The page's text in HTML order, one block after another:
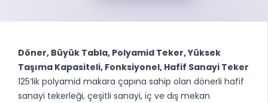
Döner, Büyük Tabla, Polyamid Teker, Yüksek
Taşıma Kapasiteli, Fonksiyonel, Hafif Sanayi Teker
125’lik polyamid makara çapına sahip olan dönerli hafif
sanayi tekerleği, çeşitli sanayi, iç ve dış mekan